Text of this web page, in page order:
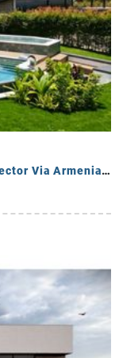
Se Vende Exclusiva Casa Campestre - Sector Via Armenia Calarca